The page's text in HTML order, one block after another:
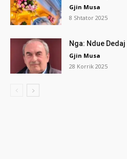
Gjin Musa
8 Shtator 2025
Nga: Ndue Dedaj
Gjin Musa
28 Korrik 2025